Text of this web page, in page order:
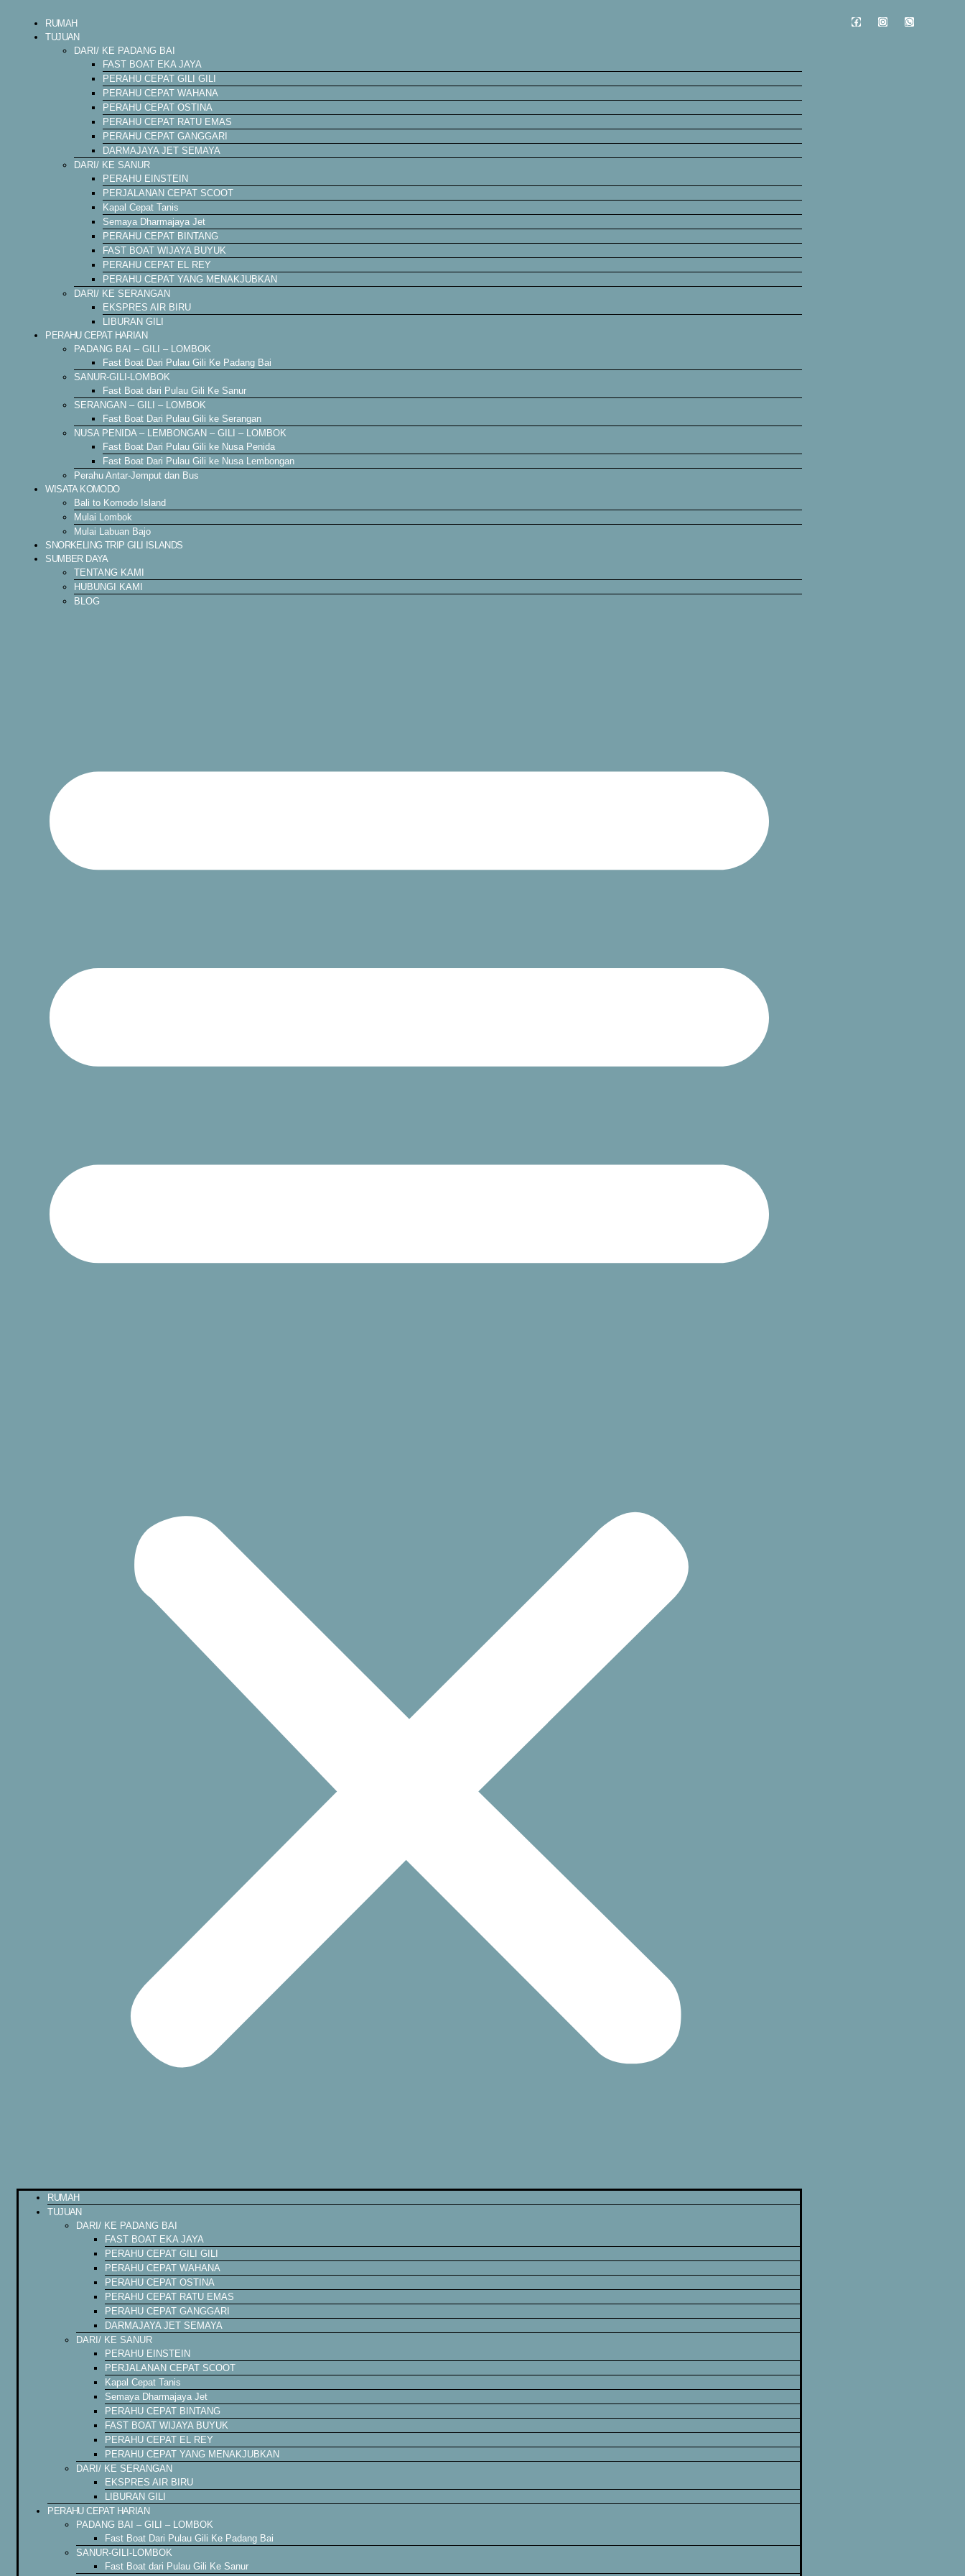
RUMAH
TUJUAN
DARI/ KE PADANG BAI
FAST BOAT EKA JAYA
PERAHU CEPAT GILI GILI
PERAHU CEPAT WAHANA
PERAHU CEPAT OSTINA
PERAHU CEPAT RATU EMAS
PERAHU CEPAT GANGGARI
DARMAJAYA JET SEMAYA
DARI/ KE SANUR
PERAHU EINSTEIN
PERJALANAN CEPAT SCOOT
Kapal Cepat Tanis
Semaya Dharmajaya Jet
PERAHU CEPAT BINTANG
FAST BOAT WIJAYA BUYUK
PERAHU CEPAT EL REY
PERAHU CEPAT YANG MENAKJUBKAN
DARI/ KE SERANGAN
EKSPRES AIR BIRU
LIBURAN GILI
PERAHU CEPAT HARIAN
PADANG BAI – GILI – LOMBOK
Fast Boat Dari Pulau Gili Ke Padang Bai
SANUR-GILI-LOMBOK
Fast Boat dari Pulau Gili Ke Sanur
SERANGAN – GILI – LOMBOK
Fast Boat Dari Pulau Gili ke Serangan
NUSA PENIDA – LEMBONGAN – GILI – LOMBOK
Fast Boat Dari Pulau Gili ke Nusa Penida
Fast Boat Dari Pulau Gili ke Nusa Lembongan
Perahu Antar-Jemput dan Bus
WISATA KOMODO
Bali to Komodo Island
Mulai Lombok
Mulai Labuan Bajo
SNORKELING TRIP GILI ISLANDS
SUMBER DAYA
TENTANG KAMI
HUBUNGI KAMI
BLOG
RUMAH
TUJUAN
DARI/ KE PADANG BAI
FAST BOAT EKA JAYA
PERAHU CEPAT GILI GILI
PERAHU CEPAT WAHANA
PERAHU CEPAT OSTINA
PERAHU CEPAT RATU EMAS
PERAHU CEPAT GANGGARI
DARMAJAYA JET SEMAYA
DARI/ KE SANUR
PERAHU EINSTEIN
PERJALANAN CEPAT SCOOT
Kapal Cepat Tanis
Semaya Dharmajaya Jet
PERAHU CEPAT BINTANG
FAST BOAT WIJAYA BUYUK
PERAHU CEPAT EL REY
PERAHU CEPAT YANG MENAKJUBKAN
DARI/ KE SERANGAN
EKSPRES AIR BIRU
LIBURAN GILI
PERAHU CEPAT HARIAN
PADANG BAI – GILI – LOMBOK
Fast Boat Dari Pulau Gili Ke Padang Bai
SANUR-GILI-LOMBOK
Fast Boat dari Pulau Gili Ke Sanur